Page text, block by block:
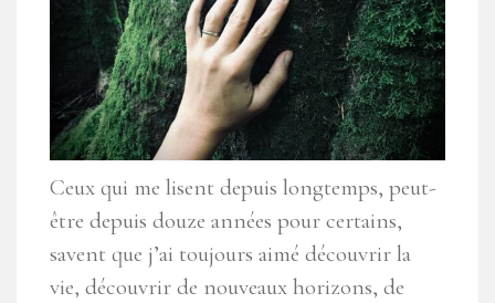
Ceux qui me lisent depuis longtemps, peut-
être depuis douze années pour certains,
savent que j’ai toujours aimé découvrir la
vie, découvrir de nouveaux horizons, de